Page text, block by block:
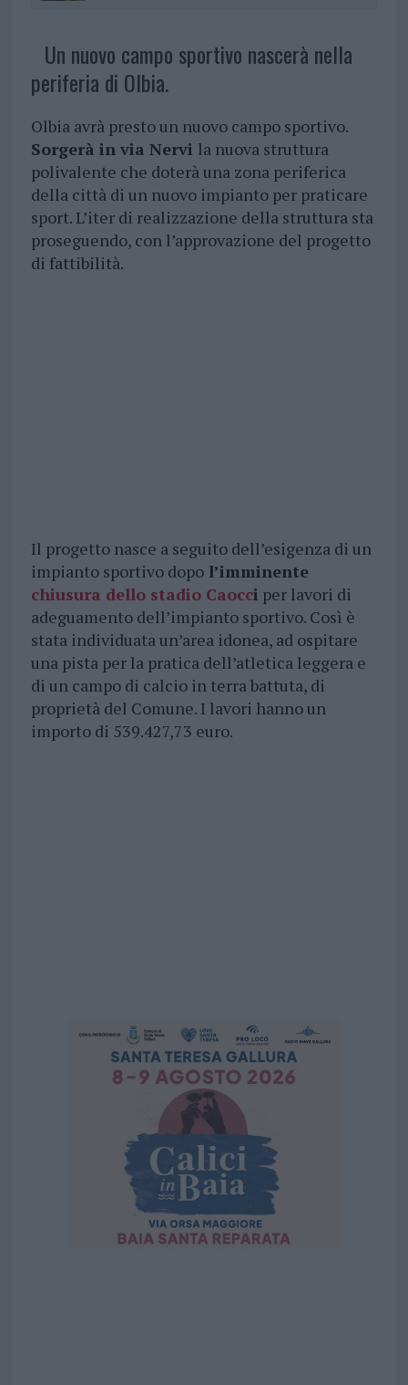
Un nuovo campo sportivo nascerà nella
periferia di Olbia.
Olbia avrà presto un nuovo campo sportivo.
Sorgerà in via Nervi la nuova struttura
polivalente che doterà una zona periferica
della città di un nuovo impianto per praticare
sport. L’iter di realizzazione della struttura sta
proseguendo, con l’approvazione del progetto
di fattibilità.
Il progetto nasce a seguito dell’esigenza di un
impianto sportivo dopol’imminente
chiusura dello stadio Caocci per lavori di
adeguamento dell’impianto sportivo. Così è
stata individuata un’area idonea, ad ospitare
una pista per la pratica dell’atletica leggera e
di un campo di calcio in terra battuta, di
proprietà del Comune. I lavori hanno un
importo di 539.427,73 euro.